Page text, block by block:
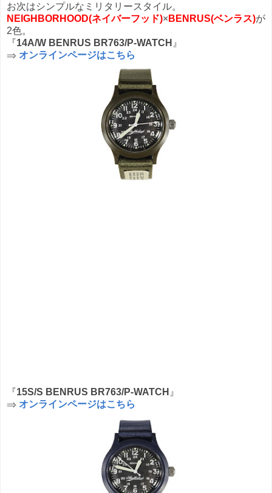
お次はシンプルなミリタリースタイル。
NEIGHBORHOOD(ネイバーフッド)× BENRUS(ベンラス)が
2色。
『14A/W BENRUS BR763/P-WATCH 』
⇒ オンラインページはこちら
『15S/S BENRUS BR763/P-WATCH 』
⇒ オンラインページはこちら